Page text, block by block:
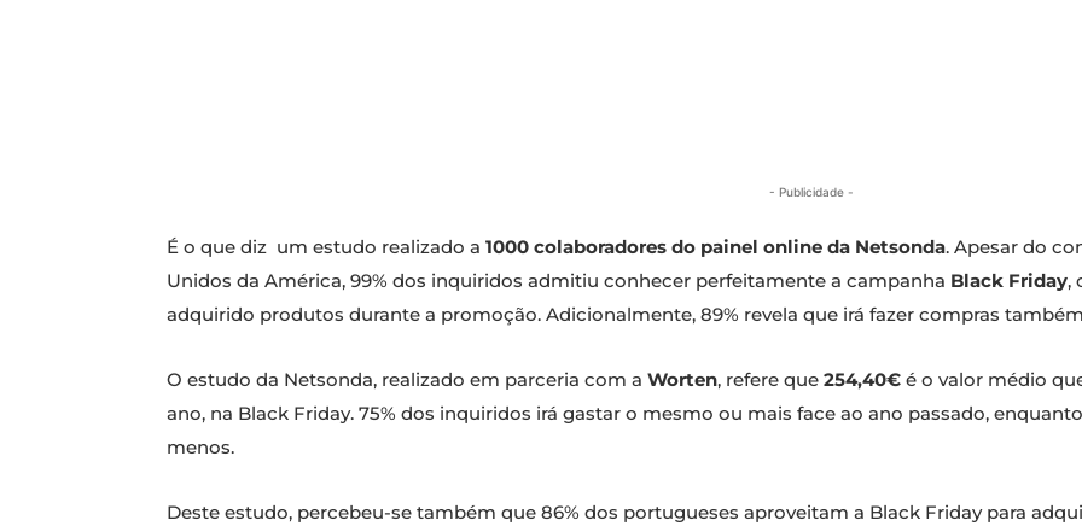
- Publicidade -
É o que diz um estudo realizado a 1000 colaboradores do painel online da Netsonda. Apesar do
Unidos da América, 99% dos inquiridos admitiu conhecer perfeitamente a campanha Black Friday,
adquirido produtos durante a promoção. Adicionalmente, 89% revela que irá fazer compras
O estudo da Netsonda, realizado em parceria com a Worten, refere que 254,40€ é o valor médio
ano, na Black Friday. 75% dos inquiridos irá gastar o mesmo ou mais face ao ano passado,
menos.
Deste estudo, percebeu-se também que 86% dos portugueses aproveitam a Black Friday para